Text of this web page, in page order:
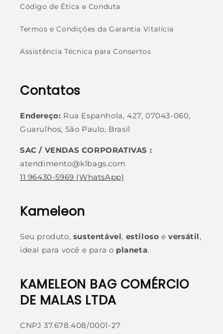
Código de Ética e Conduta
Termos e Condições da Garantia Vitalícia
Assistência Técnica para Consertos
Contatos
Endereço: Rua Espanhola, 427, 07043-060,
Guarulhos, São Paulo, Brasil
SAC / VENDAS CORPORATIVAS :
atendimento@klbags.com
11 96430-5969 (WhatsApp)
Kameleon
Seu produto, sustentável, estiloso eversátil,
ideal para você e para o planeta.
KAMELEON BAG COMÉRCIO
DE MALAS LTDA
CNPJ 37.678.408/0001-27